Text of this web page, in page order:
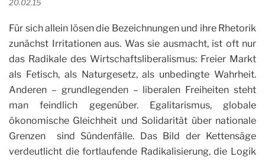
20.02.15
Für sich allein lösen die Bezeichnungen und ihre Rhetorik
zunächst Irritationen aus. Was sie ausmacht, ist oft nur
das Radikale des Wirtschaftsliberalismus: Freier Markt
als Fetisch, als Naturgesetz, als unbedingte Wahrheit.
Anderen – grundlegenden – liberalen Freiheiten steht
man feindlich gegenüber. Egalitarismus, globale
ökonomische Gleichheit und Solidarität über nationale
Grenzen sind Sündenfälle. Das Bild der Kettensäge
verdeutlicht die fortlaufende Radikalisierung, die Logik